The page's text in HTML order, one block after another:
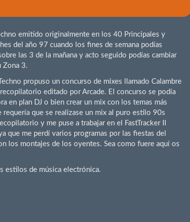
emitido originalmente en los 40 Principales y
del año 97 cuando los fines de semana podías
las 3 de la mañana y acto seguido podías cambiar
Zona 3.
propuso un concurso de mixes llamado Calambre
editado por Arcade. El concurso se podía
en plan DJ o bien crear un mix con los temas más
que se realizase un mix al puro estilo 90s
y me puse a trabajar en el FastTracker II
que me perdí varios programas por las fiestas del
los montajes de los oyentes. Sea como fuere aquí os
estilos de música electrónica.